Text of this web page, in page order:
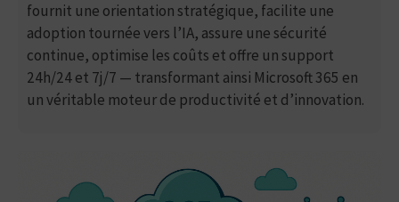
fournit une orientation stratégique, facilite une
adoption tournée vers l’IA, assure une sécurité
continue, optimise les coûts et offre un support
24h/24 et 7j/7 — transformant ainsi Microsoft 365 en
un véritable moteur de productivité et d’innovation.